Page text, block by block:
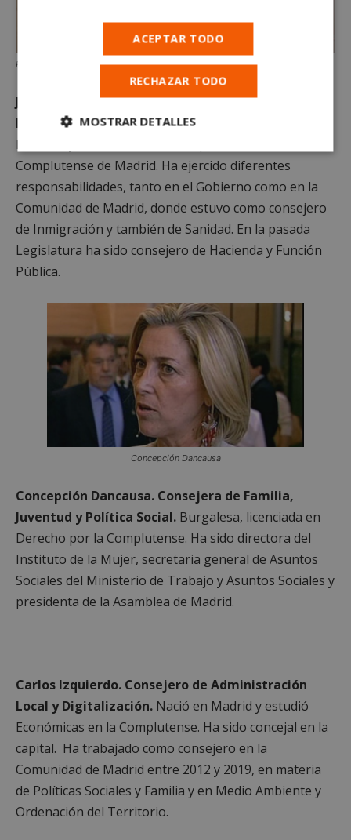
Paloma Martín
Javier Fernández-Lasquetty.Consejero de
Economía, Hacienda y Empleo.
Derecho y en Ciencias Políticas por la Universidad
Complutense de Madrid. Ha ejercido diferentes
responsabilidades, tanto en el Gobierno como en la
Comunidad de Madrid, donde estuvo como consejero
de Inmigración y también de Sanidad. En la pasada
Legislatura ha sido consejero de Hacienda y Función
Pública.
Concepción Dancausa
Concepción Dancausa. Consejera de Familia,
Juventud y Política Social. Burgalesa, licenciada en
Derecho por la Complutense. Ha sido directora del
Instituto de la Mujer, secretaria general de Asuntos
Sociales del Ministerio de Trabajo y Asuntos Sociales y
presidenta de la Asamblea de Madrid.
Carlos Izquierdo. Consejero de Administración
Local y Digitalización. Nació en Madrid y estudió
Económicas en la Complutense. Ha sido concejal en la
capital. Ha trabajado como consejero en la
Comunidad de Madrid entre 2012 y 2019, en materia
de Políticas Sociales y Familia y en Medio Ambiente y
Ordenación del Territorio.
ACEPTAR TODO
RECHAZAR TODO
MOSTRAR DETALLES
Cookies
estrictamente
necesarias
Cookies de
rendimiento
Cookies de
preferencias
funcionalidad
Cookies no clasificadas
Cookies estrictamente necesarias
Cookies de rendimiento
Cookies de funcionalidad
Cookies no clasificadas
Las cookies estrictamente necesarias permiten la
funcionalidad principal del sitio web, como el
inicio de sesión de usuario y la gestión de cuentas.
El sitio web no se puede utilizar correctamente sin
las cookies estrictamente necesarias.